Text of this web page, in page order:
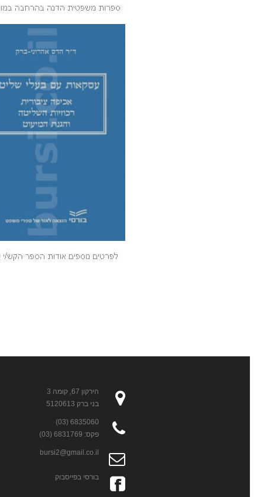
הירקון 67, קומה 3
בני ברק 5120613
6835060 (03)
פקס: 6831769 (03)
bursi2@gmail.co.il
בורסי בפייסבוק